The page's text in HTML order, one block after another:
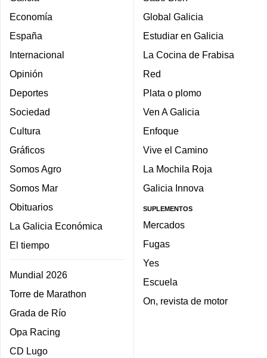
Economía
España
Internacional
Opinión
Deportes
Sociedad
Cultura
Gráficos
Somos Agro
Somos Mar
Obituarios
La Galicia Económica
El tiempo
Mundial 2026
Torre de Marathon
Grada de Río
Opa Racing
CD Lugo
Global Galicia
Estudiar en Galicia
La Cocina de Frabisa
Red
Plata o plomo
Ven A Galicia
Enfoque
Vive el Camino
La Mochila Roja
Galicia Innova
SUPLEMENTOS
Mercados
Fugas
Yes
Escuela
On, revista de motor